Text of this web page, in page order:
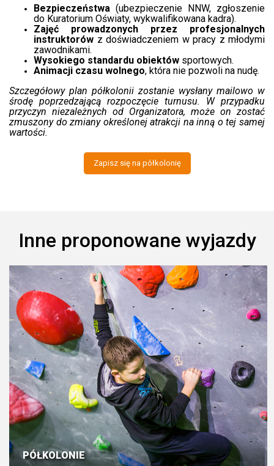
Bezpieczeństwa (ubezpieczenie NNW, zgłoszenie
do Kuratorium Oświaty, wykwalifikowana kadra).
Zajęć prowadzonych przez profesjonalnych
instruktorów z doświadczeniem w pracy z młodymi
zawodnikami.
Wysokiego standardu obiektów sportowych.
Animacji czasu wolnego, która nie pozwoli na nudę.
Szczegółowy plan półkolonii zostanie wysłany mailowo w
środę poprzedzającą rozpoczęcie turnusu. W przypadku
przyczyn niezależnych od Organizatora, może on zostać
zmuszony do zmiany określonej atrakcji na inną o tej samej
wartości.
Zapisz się na półkolonię
Inne proponowane wyjazdy
PÓŁKOLONIE